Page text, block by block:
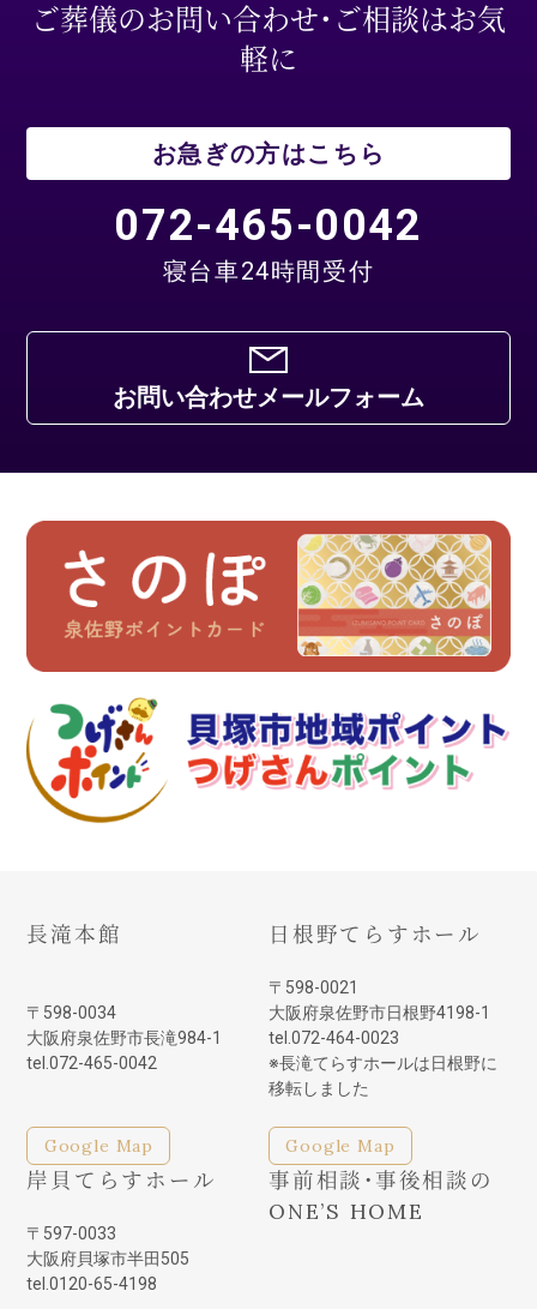
ご葬儀のお問い合わせ・ご相談はお気
軽に
お急ぎの方はこちら
072-465-0042
寝台車24時間受付
お問い合わせメールフォーム
長滝本館
〒598-0034
大阪府泉佐野市長滝984-1
tel.072-465-0042
Google Map
日根野てらすホール
〒598-0021
大阪府泉佐野市日根野4198-1
tel.072-464-0023
※長滝てらすホールは日根野に
移転しました
Google Map
岸貝てらすホール
〒597-0033
大阪府貝塚市半田505
tel.0120-65-4198
事前相談・事後相談の
ONE’S HOME